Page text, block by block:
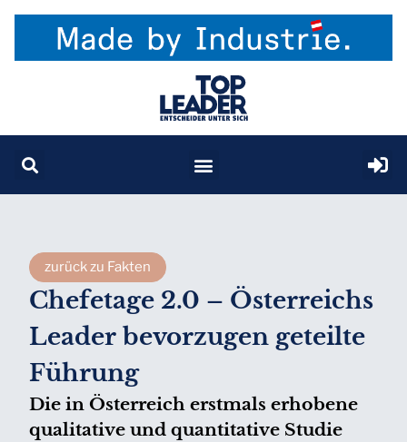
zurück zu Fakten
Chefetage 2.0 – Österreichs
Leader bevorzugen geteilte
Führung
Die in Österreich erstmals erhobene
qualitative und quantitative Studie